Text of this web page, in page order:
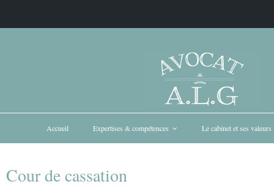
Accueil Expertises & compétences Le cabinet et ses valeurs
Cour de cassation